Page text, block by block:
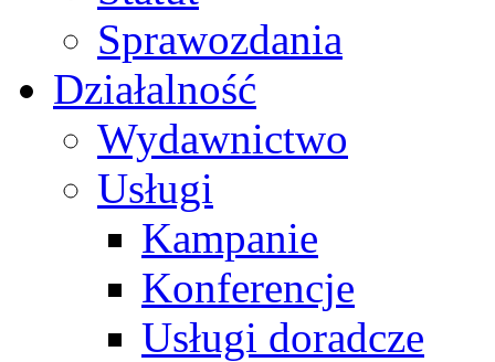
Sprawozdania
Działalność
Wydawnictwo
Usługi
Kampanie
Konferencje
Usługi doradcze